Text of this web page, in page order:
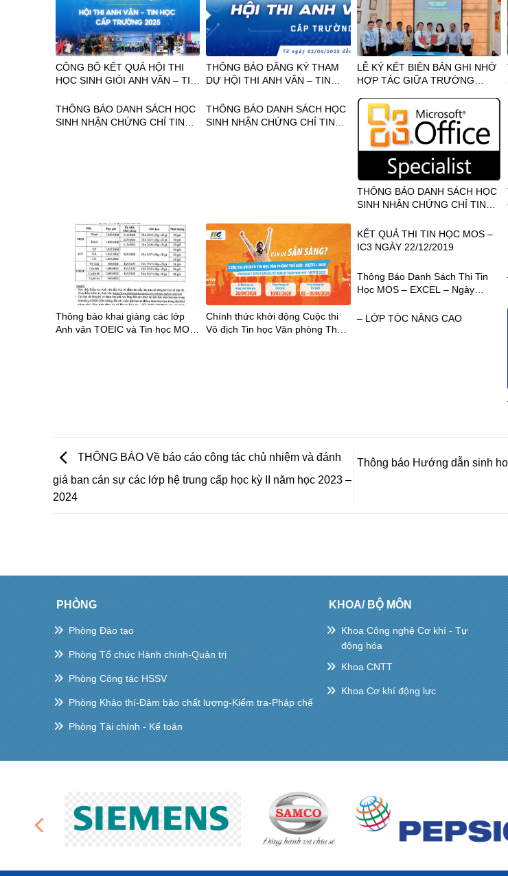
CÔNG BỐ KẾT QUẢ HỘI THI
HỌC SINH GIỎI ANH VĂN – TIN
THÔNG BÁO ĐĂNG KÝ THAM
DỰ HỘI THI ANH VĂN – TIN
LỄ KÝ KẾT BIÊN BẢN GHI NHỚ
HỢP TÁC GIỮA TRƯỜNG
CÔNG NGHỆ HÙNG VƯƠNG
VÀ CÔNG TY CỔ PHẦN IIG
VIỆT NAM
THÔNG BÁO DANH SÁCH HỌC
SINH NHẬN CHỨNG CHỈ TIN
THÔNG BÁO DANH SÁCH HỌC
SINH NHẬN CHỨNG CHỈ TIN
THÔNG BÁO DANH SÁCH HỌC
SINH NHẬN CHỨNG CHỈ TIN
Thông báo khai giảng các lớp
Anh văn TOEIC và Tin học MOS,
Chính thức khởi động Cuộc thi
Vô địch Tin học Văn phòng Thế
KẾT QUẢ THI TIN HỌC MOS –
IC3 NGÀY 22/12/2019
Thông Báo Danh Sách Thi Tin
Học MOS – EXCEL – Ngày
– LỚP TÓC NÂNG CAO
THÔNG BÁO Về báo cáo công tác chủ nhiệm và đánh
giá ban cán sự các lớp hệ trung cấp học kỳ II năm học 2023 –
2024
Thông báo Hướng dẫn sinh
PHÒNG
Phòng Đào tạo
Phòng Tổ chức Hành chính-Quản trị
Phòng Công tác HSSV
Phòng Khảo thí-Đảm bảo chất lượng-Kiểm tra-Pháp chế
Phòng Tài chính - Kế toán
KHOA/ BỘ MÔN
Khoa Công nghệ Cơ khí - Tự
động hóa
Khoa CNTT
Khoa Cơ khí động lực